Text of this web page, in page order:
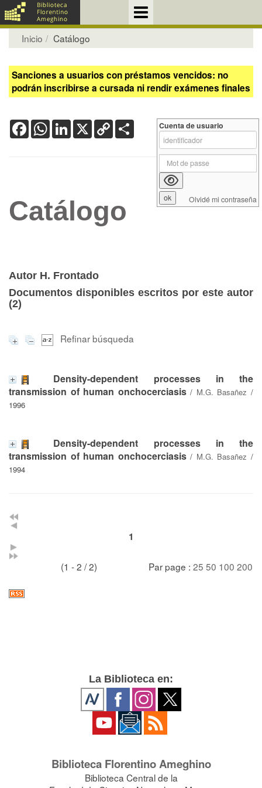
Inicio Catálogo
Sanciones a usuarios con préstamos vencidos: no
podrán inscribirse a cursada ni rendir exámenes finales
FacebookWhatsApp
LinkedIn
X Copy
Link
Catálogo
Autor H. Frontado
Documentos disponibles escritos por este autor
(2)
Refinar búsqueda
Density-dependent processes in the
transmission of human onchocerciasis/ M.G. Basañez /
1996
Density-dependent processes in the
transmission of human onchocerciasis/ M.G. Basañez /
1994
1
(1 - 2 / 2) Par page : 25 50 100 200
Cuenta de usuario
Olvidé mi contraseña
La Biblioteca en:
Biblioteca Florentino Ameghino
Biblioteca Central de la